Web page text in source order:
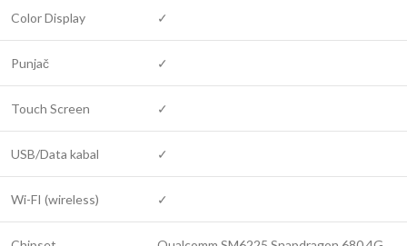
Color Display ✓
Punjač ✓
Touch Screen ✓
USB/Data kabal ✓
Wi-FI (wireless) ✓